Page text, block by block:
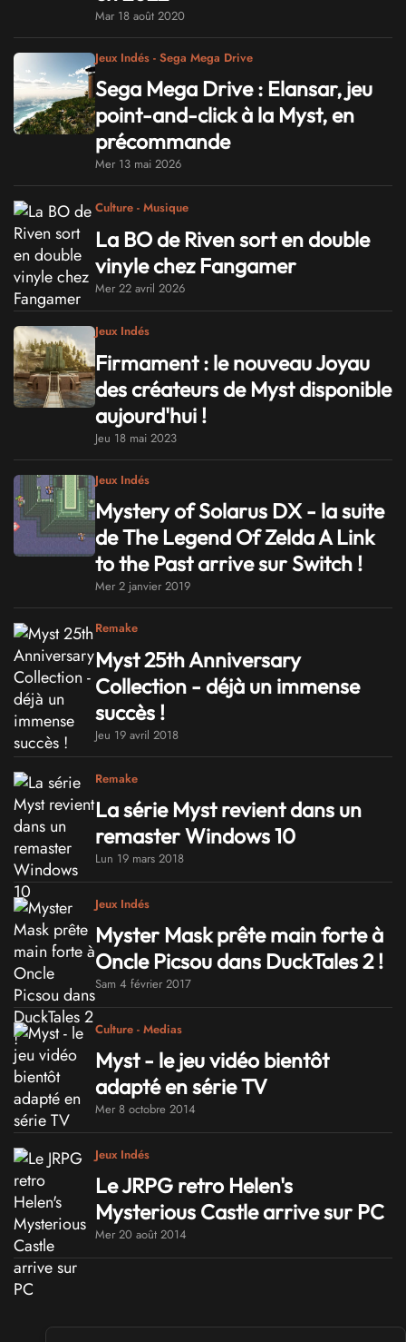
Mar 18 août 2020
Jeux Indés - Sega Mega Drive
Sega Mega Drive : Elansar, jeu
point-and-click à la Myst, en
précommande
Mer 13 mai 2026
Culture - Musique
La BO de Riven sort en double
vinyle chez Fangamer
Mer 22 avril 2026
Jeux Indés
Firmament : le nouveau Joyau
des créateurs de Myst disponible
aujourd'hui !
Jeu 18 mai 2023
Jeux Indés
Mystery of Solarus DX - la suite
de The Legend Of Zelda A Link
to the Past arrive sur Switch !
Mer 2 janvier 2019
Remake
Myst 25th Anniversary
Collection - déjà un immense
succès !
Jeu 19 avril 2018
Remake
La série Myst revient dans un
remaster Windows 10
Lun 19 mars 2018
Jeux Indés
Myster Mask prête main forte à
Oncle Picsou dans DuckTales 2 !
Sam 4 février 2017
Culture - Medias
Myst - le jeu vidéo bientôt
adapté en série TV
Mer 8 octobre 2014
Jeux Indés
Le JRPG retro Helen's
Mysterious Castle arrive sur PC
Mer 20 août 2014